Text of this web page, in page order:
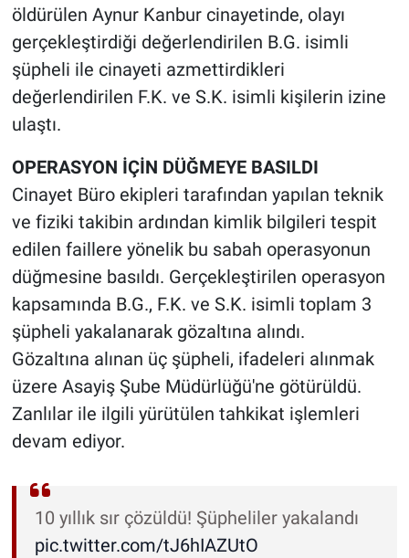
öldürülen Aynur Kanbur cinayetinde, olayı
gerçekleştirdiği değerlendirilen B.G. isimli
şüpheli ile cinayeti azmettirdikleri
değerlendirilen F.K. ve S.K. isimli kişilerin izine
ulaştı.
OPERASYON İÇİN DÜĞMEYE BASILDI
Cinayet Büro ekipleri tarafından yapılan teknik
ve fiziki takibin ardından kimlik bilgileri tespit
edilen faillere yönelik bu sabah operasyonun
düğmesine basıldı. Gerçekleştirilen operasyon
kapsamında B.G., F.K. ve S.K. isimli toplam 3
şüpheli yakalanarak gözaltına alındı.
Gözaltına alınan üç şüpheli, ifadeleri alınmak
üzere Asayiş Şube Müdürlüğü'ne götürüldü.
Zanlılar ile ilgili yürütülen tahkikat işlemleri
devam ediyor.
10 yıllık sır çözüldü! Şüpheliler yakalandı
pic.twitter.com/tJ6hIAZUtO